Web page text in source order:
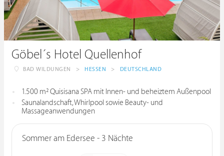
Göbel´s Hotel Quellenhof
BAD WILDUNGEN > HESSEN > DEUTSCHLAND
1.500 m² Quisisana SPA mit Innen- und beheiztem Außenpool
Saunalandschaft, Whirlpool sowie Beauty- und
Massageanwendungen
Sommer am Edersee - 3 Nächte